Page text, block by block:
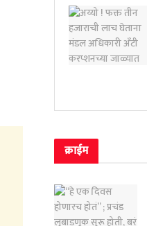
क्राईम